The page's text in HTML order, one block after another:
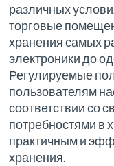
различных
торговые
хранения самых
электроники до
Регулируемые
пользователям
соответствии со
потребностями в
практичным и
хранения.